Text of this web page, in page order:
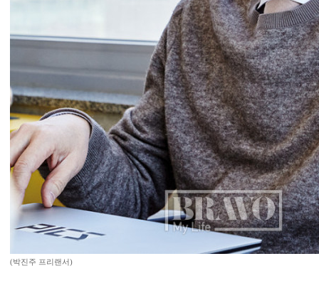
(박진주 프리랜서)